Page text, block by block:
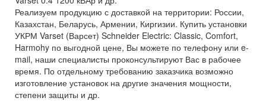
Реализуем продукцию с доставкой на территории: России,
Казахстан, Беларусь, Армении, Киргизии. Купить установки
УКРМ Varset (Варсет) Schneider Electric: Classic, Comfort,
Harmohy по выгодной цене, Вы можете по телефону или e-
mail, наши специалисты проконсультируют Вас в рабочее
время. По отдельному требованию заказчика возможно
изготовление установок на другие значения мощности,
степени защиты и др.